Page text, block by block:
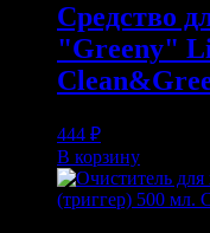
Средство
"Greeny"
444 ₽
В корзину